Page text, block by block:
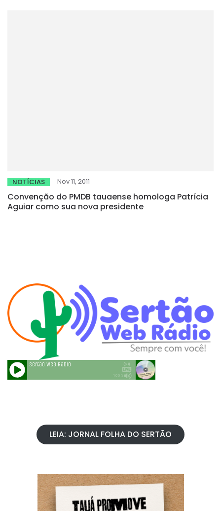
NOTÍCIAS Nov 11, 2011
Convenção do PMDB tauaense homologa Patrícia
Aguiar como sua nova presidente
LEIA: JORNAL FOLHA DO SERTÃO